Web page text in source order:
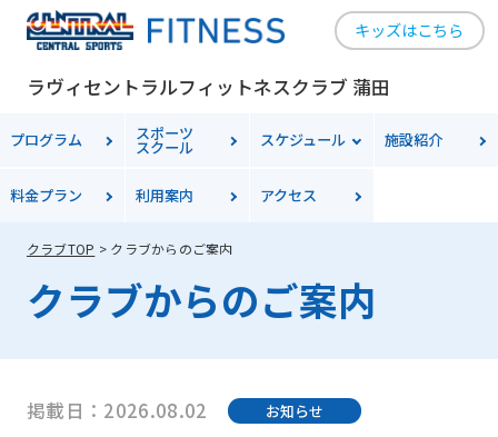
キッズはこちら
ラヴィセントラルフィットネスクラブ 蒲田
プログラム スポーツ
スクール スケジュール 施設紹介
料金プラン 利用案内 アクセス
クラブTOP クラブからのご案内
クラブからのご案内
掲載日：2026.08.02 お知らせ